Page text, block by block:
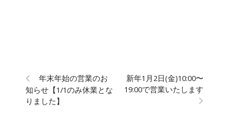
年末年始の営業のお
知らせ【1/1のみ休業とな
りました】
新年1月2日(金)10:00〜
19:00で営業いたします